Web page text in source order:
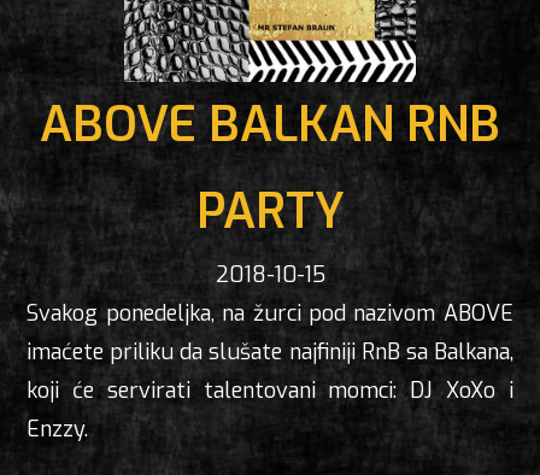
ABOVE BALKAN RNB
PARTY
2018-10-15
Svakog ponedeljka, na žurci pod nazivom ABOVE
imaćete priliku da slušate najfiniji RnB sa Balkana,
koji će servirati talentovani momci: DJ XoXo i
Enzzy.